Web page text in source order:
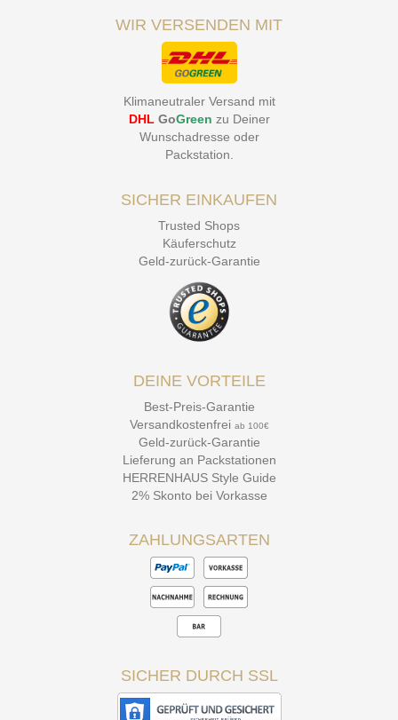
WIR VERSENDEN MIT
Klimaneutraler Versand mit
DHL GoGreen zu Deiner
Wunschadresse oder
Packstation
SICHER EINKAUFEN
Trusted Shops
Käuferschutz
Geld-zurück-Garantie
DEINE VORTEILE
Best-Preis-Garantie
Versandkostenfrei ab 100€
Geld-zurück-Garantie
Lieferung an Packstationen
HERRENHAUS Style Guide
2% Skonto bei Vorkasse
ZAHLUNGSARTEN
SICHER DURCH SSL